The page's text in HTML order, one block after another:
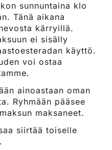
sunnuntaina klo
Tänä aikana
kärryillä.
ei sisälly
käyttö.
voi ostaa
ainoastaan oman
Ryhmään pääsee
maksaneet.
siirtää toiselle